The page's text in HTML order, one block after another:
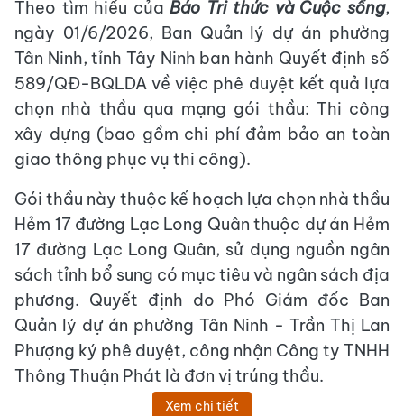
Theo tìm hiểu củaBáo Tri thức và Cuộc sống,
ngày 01/6/2026, Ban Quản lý dự án phường
Tân Ninh, tỉnh Tây Ninh ban hành Quyết định số
589/QĐ-BQLDA về việc phê duyệt kết quả lựa
chọn nhà thầu qua mạng gói thầu: Thi công
xây dựng (bao gồm chi phí đảm bảo an toàn
giao thông phục vụ thi công).
Gói thầu này thuộc kế hoạch lựa chọn nhà thầu
Hẻm 17 đường Lạc Long Quân thuộc dự án Hẻm
17 đường Lạc Long Quân, sử dụng nguồn ngân
sách tỉnh bổ sung có mục tiêu và ngân sách địa
phương. Quyết định do Phó Giám đốc Ban
Quản lý dự án phường Tân Ninh - Trần Thị Lan
Phượng ký phê duyệt, công nhận Công ty TNHH
Thông Thuận Phát là đơn vị trúng thầu.
Xem chi tiết